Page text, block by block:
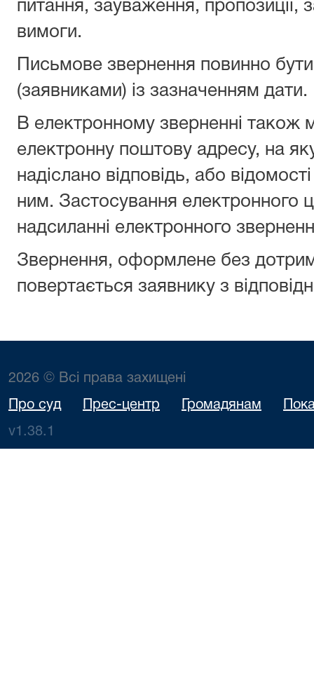
питання, зауваження, пропозиції,
вимоги.
Письмове звернення повинно
(заявниками) із зазначенням дати.
В електронному зверненні також
електронну поштову адресу, на
надіслано відповідь, або
ним. Застосування електронного
надсиланні електронного
Звернення, оформлене без
повертається заявнику з
2026 © Всі права захищені
Про суд Прес-центр Громадянам
v1.38.1